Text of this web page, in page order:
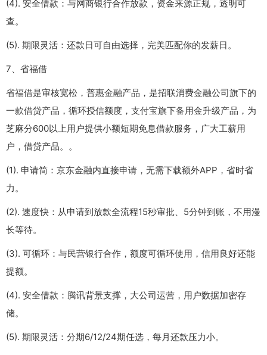
(4). 安全借款：与网商银行合作放款，资金来源正规，透明可
查。
(5). 期限灵活：还款日可自由选择，完美匹配你的发薪日。
7、省福借
省福借是审核宽松，普惠金融产品，是招联消费金融公司旗下的
一款借贷产品，循环授信额度，支付宝旗下备用金升级产品，为
芝麻分600以上用户提供小额短期免息借款服务，广大工薪用
户，借贷产品。。
(1). 申请简：京东金融内直接申请，无需下载额外APP，省时省
力。
(2). 速度快：从申请到放款全流程15秒审批、5分钟到账，不用漫
长等待。
(3). 可循环：与民营银行合作，额度可循环使用，信用良好还能
提额。
(4). 安全借款：腾讯背景支撑，大公司运营，用户数据加密存
储。
(5). 期限灵活：分期6/12/24期任选，每月还款压力小。